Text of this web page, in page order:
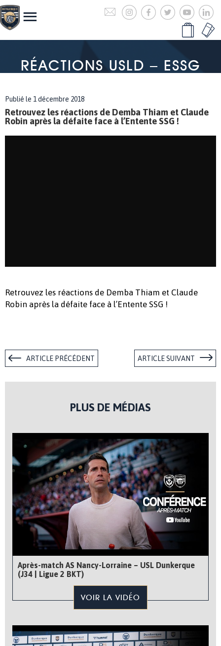
RÉACTIONS USLD – ESSG
Publié le 1 décembre 2018
Retrouvez les réactions de Demba Thiam et Claude
Robin après la défaite face à l’Entente SSG !
Retrouvez les réactions de Demba Thiam et Claude
Robin après la défaite face à l’Entente SSG !
ARTICLE PRÉCÉDENT ARTICLE SUIVANT
PLUS DE MÉDIAS
Après-match AS Nancy-Lorraine – USL Dunkerque
(J34 | Ligue 2 BKT)
VOIR LA VIDÉO